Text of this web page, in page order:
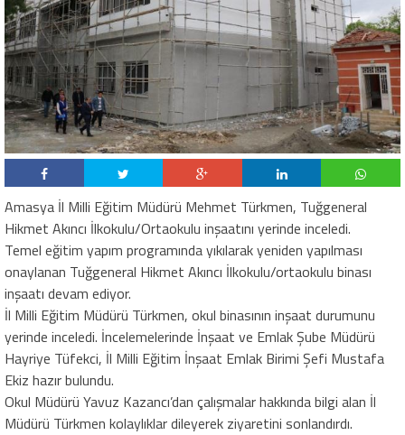
Amasya İl Milli Eğitim Müdürü Mehmet Türkmen, Tuğgeneral
Hikmet Akıncı İlkokulu/Ortaokulu inşaatını yerinde inceledi.
Temel eğitim yapım programında yıkılarak yeniden yapılması
onaylanan Tuğgeneral Hikmet Akıncı İlkokulu/ortaokulu binası
inşaatı devam ediyor.
İl Milli Eğitim Müdürü Türkmen, okul binasının inşaat durumunu
yerinde inceledi. İncelemelerinde İnşaat ve Emlak Şube Müdürü
Hayriye Tüfekci, İl Milli Eğitim İnşaat Emlak Birimi Şefi Mustafa
Ekiz hazır bulundu.
Okul Müdürü Yavuz Kazancı’dan çalışmalar hakkında bilgi alan İl
Müdürü Türkmen kolaylıklar dileyerek ziyaretini sonlandırdı.